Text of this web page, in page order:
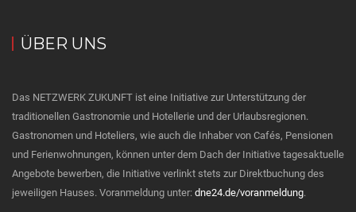
ÜBER UNS
Das NETZWERK ZUKUNFT ist eine Initiative zur Unterstützung der
traditionellen Gastronomie und Hotellerie und der Urlaubsregionen.
Gastronomen und Hoteliers, wie auch die Inhaber von Cafés, Pensionen
und Ferienwohnungen, können unter dem Dach der Initiative tagesaktuelle
Angebote bewerben, die Initiative verlinkt stets zur Direktbuchung des
jeweiligen Hauses. Voranmeldung unter: dne24.de/voranmeldung.